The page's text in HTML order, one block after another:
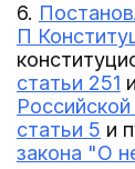
6.
П
статьи 251 и
статьи 5 и
закона "О